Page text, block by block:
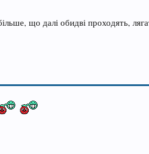
що далі обидві проходять,